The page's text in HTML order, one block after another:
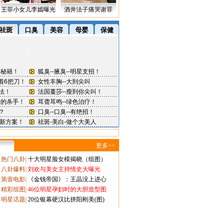
王菲小女儿李嫣曝光 酒井法子痛哭谢罪
更多>>
热门八卦 十大明星脸女模揭晓（组图）
八卦爆料 刘欢与美女主持情史大曝光
第壹电影
《金钱帝国》：王晶没上进心
精彩组图 46位明星孕妇时的大胆造型图
明星话题 20位银幕硬汉比拼阳刚美(图)